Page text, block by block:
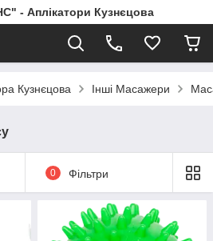
- Аплікатори Кузнєцова
Кузнєцова Інші Масажери
0 Фільтри